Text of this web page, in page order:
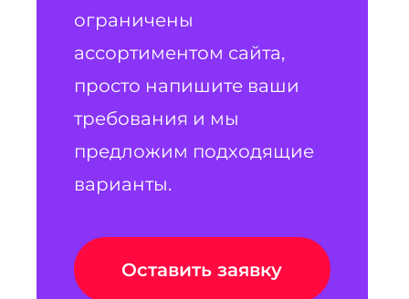
ограничены
ассортиментом сайта,
просто напишите ваши
требования и мы
предложим подходящие
варианты.
Оставить заявку